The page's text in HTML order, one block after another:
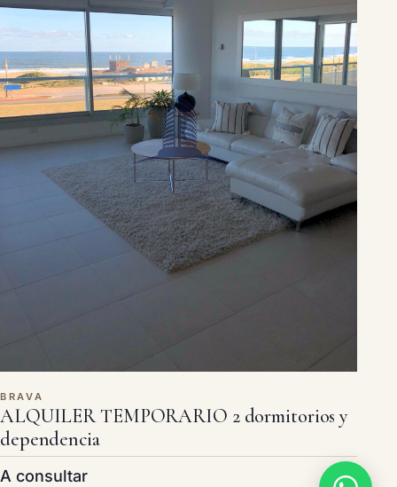
BRAVA
ALQUILER TEMPORARIO 2 dormitorios y
dependencia
A consultar